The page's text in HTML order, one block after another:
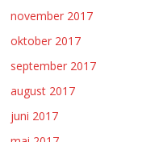
november 2017
oktober 2017
september 2017
august 2017
juni 2017